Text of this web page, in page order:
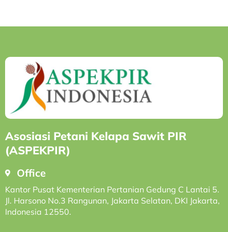
Asosiasi Petani Kelapa Sawit PIR
(ASPEKPIR)
Office
Kantor Pusat Kementerian Pertanian Gedung C Lantai 5.
Jl. Harsono No.3 Rangunan, Jakarta Selatan, DKI Jakarta,
Indonesia 12550.